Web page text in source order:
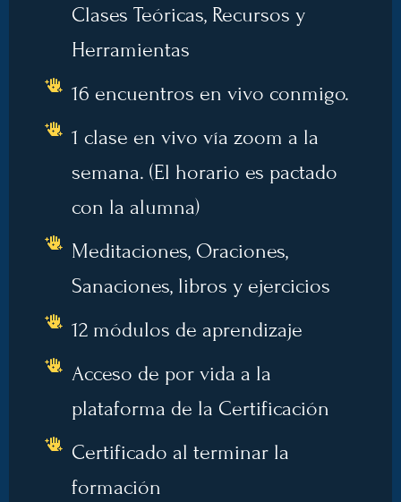
Clases Teóricas, Recursos y
Herramientas
16 encuentros en vivo conmigo.
1 clase en vivo vía zoom a la
semana. (El horario es pactado
con la alumna)
Meditaciones, Oraciones,
Sanaciones, libros y ejercicios
12 módulos de aprendizaje
Acceso de por vida a la
plataforma de la Certificación
Certificado al terminar la
formación